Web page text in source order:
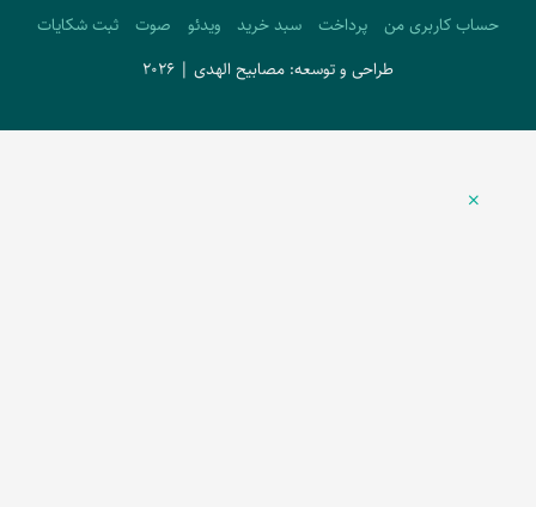
حساب کاربری من پرداخت سبد خرید ویدئو صوت
ثبت شکایات
طراحی و توسعه: مصابیح الهدی | 2026